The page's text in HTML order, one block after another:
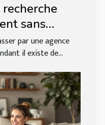
sans
par une agence
il existe de...